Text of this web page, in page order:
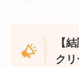
【
クリ